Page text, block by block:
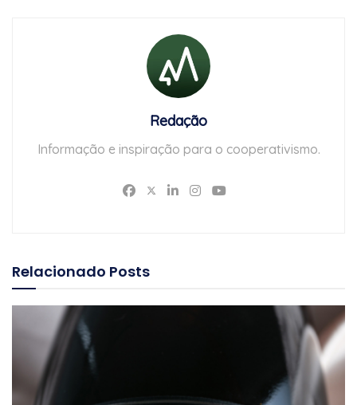
Redação
Informação e inspiração para o cooperativismo.
Relacionado Posts